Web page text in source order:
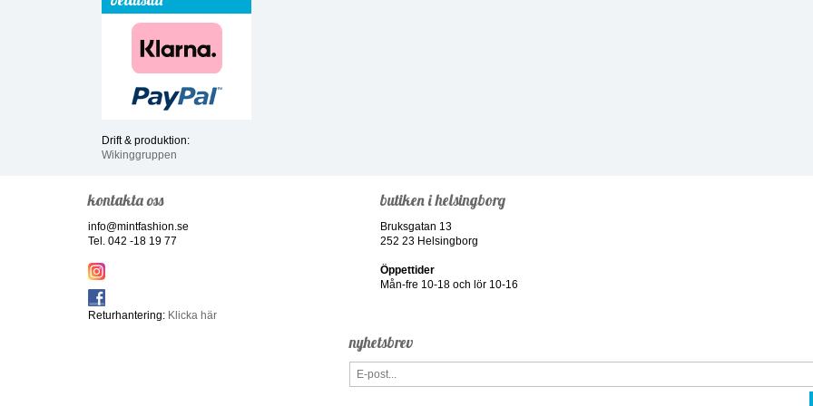
Drift & produktion:
Wikinggruppen
kontakta oss
info@mintfashion.se
Tel. 042 -18 19 77
Returhantering: Klicka här
butiken i helsingborg
Bruksgatan 13
252 23 Helsingborg
Öppettider
Mån-fre 10-18 och lör 10-16
nyhetsbrev